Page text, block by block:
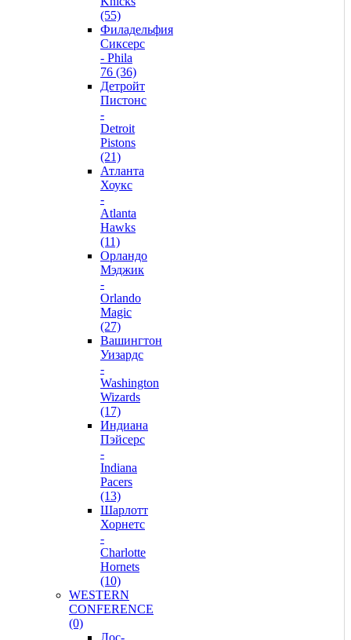
(55)
Филадельфия
Сиксерс
- Phila
76 (36)
Детройт
Пистонс
-
Detroit
Pistons
(21)
Атланта
Хоукс
-
Atlanta
Hawks
(11)
Орландо
Мэджик
-
Orlando
Magic
(27)
Вашингтон
Уизардс
-
Washington
Wizards
(17)
Индиана
Пэйсерс
-
Indiana
Pacers
(13)
Шарлотт
Хорнетс
-
Charlotte
Hornets
(10)
WESTERN
CONFERENCE
(0)
Лос-